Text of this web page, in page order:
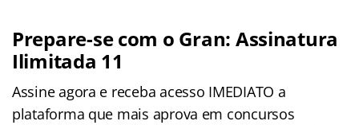
Prepare-se com o Gran: Assinatura
Ilimitada 11
Assine agora e receba acesso IMEDIATO a
plataforma que mais aprova em concursos